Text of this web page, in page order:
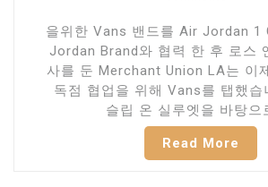
을위한 Vans 밴드를 Air Jordan 1
Jordan Brand와 협력 한 후 로스
사를 둔 Merchant Union LA는 이
독점 협업을 위해 Vans를 탭했습
슬립 온 실루엣을 바탕으
Read More